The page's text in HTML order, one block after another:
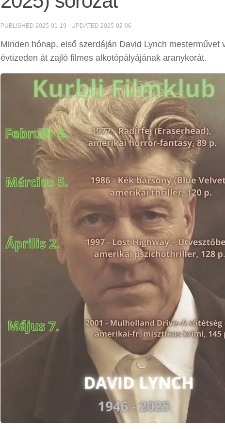
PUBLISHED 2025-01-19 · UPDATED 2025-02-06
Minden hónap, első szerdáján David Lynch mesterművet
évtizeden át zajló filmes alkotópályájának aranykorát.